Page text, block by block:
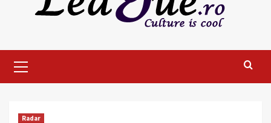
Menu
Radar